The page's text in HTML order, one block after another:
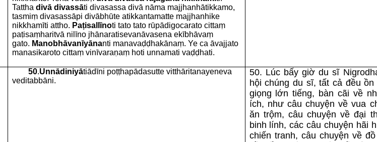
Tattha divā divassāti divasassa divā nāma majjhanhātikkamo,
tasmiṃ divasassāpi divābhūte atikkantamatte majjhanhike
nikkhamīti attho. Paṭisallīnoti tato tato rūpādigocarato cittaṃ
paṭisaṃharitvā nilīno jhānaratisevanāvasena ekībhāvaṃ
gato. Manobhāvanīyānanti manavaḍḍhakānaṃ. Ye ca āvajjato
manasikaroto cittaṃ vinīvaraṇaṃ hoti unnamati vaḍḍhati.
50.Unnādiniyātiādīni poṭṭhapādasutte vitthāritanayeneva
veditabbāni.
50. Lúc bấy giờ du sĩ
hội chúng du sĩ, tất cả đều
giọng lớn tiếng, bàn cãi về
ích, như câu chuyện về vua
ăn trộm, câu chuyện về đại
binh lính, các câu chuyện hãi
chiến tranh, câu chuyện về